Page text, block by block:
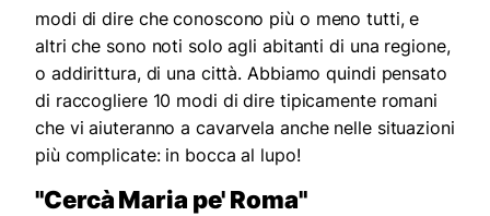
modi di dire che conoscono più o meno tutti, e
altri che sono noti solo agli abitanti di una regione,
o addirittura, di una città. Abbiamo quindi pensato
di raccogliere 10 modi di dire tipicamente romani
che vi aiuteranno a cavarvela anche nelle situazioni
più complicate: in bocca al lupo!
"Cercà Maria pe' Roma"